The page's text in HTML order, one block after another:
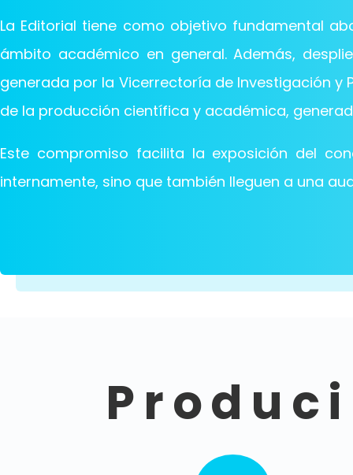
La Editorial tiene como objetivo fundamental
ámbito académico en general. Además,
generada por la Vicerrectoría de Investigación y
de la producción científica y académica,
Este compromiso facilita la exposición del
internamente, sino que también lleguen a una